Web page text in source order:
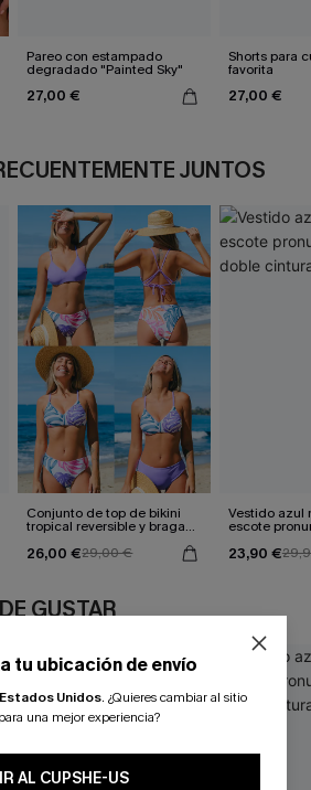
Pareo con estampado
degradado "Painted Sky"
27,00 €
Shorts para
favorita
27,00 €
JUNTOS
Conjunto de top de bikini
tropical reversible y braga
26,00 €29,00 €
Vestido azul
escote
23,90 €
GUSTAR
tu ubicación de envío
Estados Unidos. ¿Quieres cambiar al sitio
una mejor experiencia?
IR AL CUPSHE-US